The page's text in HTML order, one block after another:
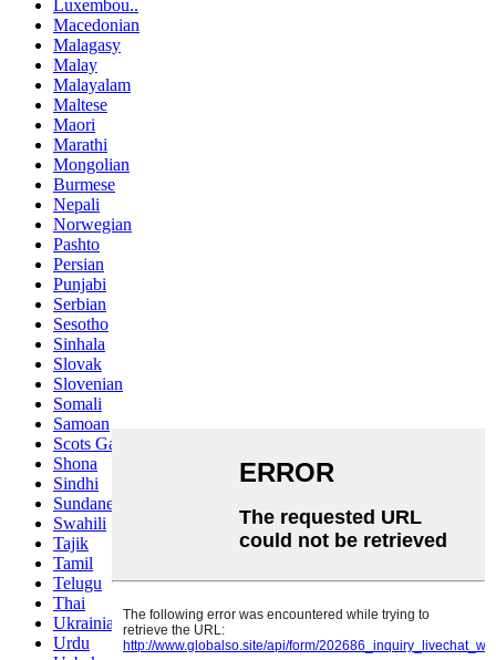
Luxembou..
Macedonian
Malagasy
Malay
Malayalam
Maltese
Maori
Marathi
Mongolian
Burmese
Nepali
Norwegian
Pashto
Persian
Punjabi
Serbian
Sesotho
Sinhala
Slovak
Slovenian
Somali
Samoan
Scots Gaelic
Shona
Sindhi
Sundanese
Swahili
Tajik
Tamil
Telugu
Thai
Ukrainian
Urdu